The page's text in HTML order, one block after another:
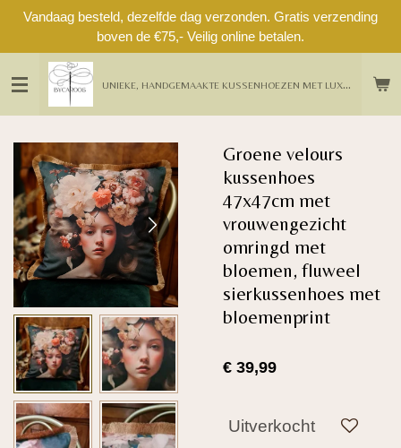
Ga
naar
de
hoofdinhoud
U
NIEKE, HANDGEMAAKTE KUSSENHOEZEN MET LUXE DETAILS UIT EIGEN ATELIER
Vandaag besteld, dezelfde dag verzonden. Gratis verzending
boven de €75,- Veilig online betalen.
Groene velours
kussenhoes
47x47cm met
vrouwengezicht
omringd met
bloemen, fluweel
sierkussenhoes met
bloemenprint
€ 39,99
Uitverkocht